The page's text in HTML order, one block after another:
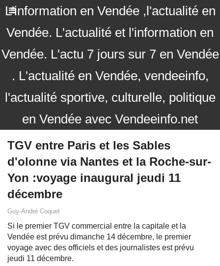
L'information en Vendée ,l'actualité en
Vendée. L'actualité et l'information en
Vendée. L'actu 7 jours sur 7 en Vendée
. L'actualité en Vendée, vendeeinfo,
l'actualité sportive, culturelle, politique
en Vendée avec Vendeeinfo.net
TGV entre Paris et les Sables
d'olonne via Nantes et la Roche-sur-
Yon :voyage inaugural jeudi 11
décembre
Guy-André Coquet
Si le premier TGV commercial entre la capitale et la
Vendée est prévu dimanche 14 décembre, le premier
voyage avec des officiels et des journalistes est prévu
jeudi 11 décembre.